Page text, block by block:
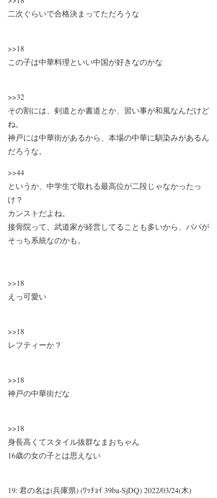
二次ぐらいで合格決まってただろうな
>>18
この子は中華料理といい中国が好きなのかな
>>32
その割には、剣道とか書道とか、習い事が和風なんだけど
ね。
神戸には中華街があるから、本場の中華に馴染みがあるん
だろうな。
>>44
というか、中学生で取れる最高位が二段じゃなかったっ
け？
カンストだよね。
接骨院って、武道家が経営してることも多いから、パパが
そっち系統なのかも。
>>18
えっ可愛い
>>18
レフティーか？
>>18
神戸の中華街だな
>>18
身長高くてスタイル抜群なまおちゃん
16歳の女の子とは思えない
19: 君の名は(兵庫県) (ﾜｯﾁｮｲ 39ba-SjDQ)2022/03/24(木)